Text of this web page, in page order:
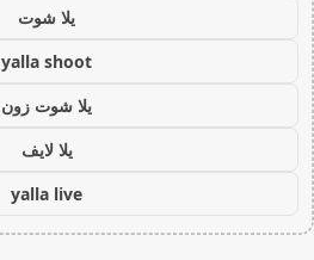
يلا شوت
yalla shoot
يلا شوت زون
يلا لايف
yalla live